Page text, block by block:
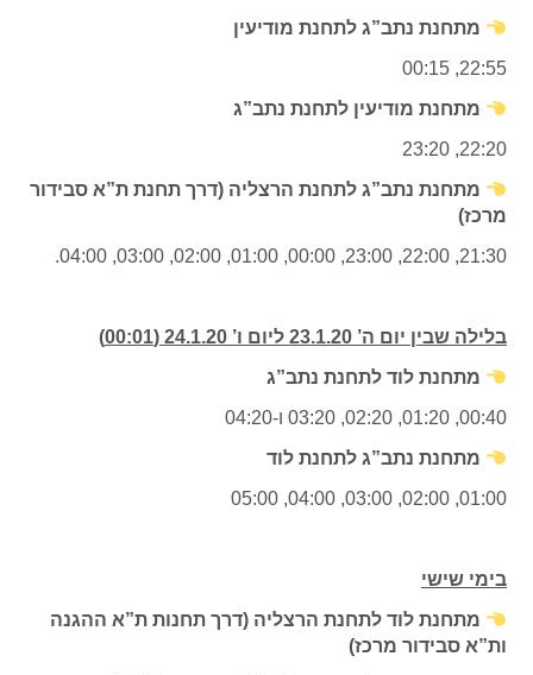
מתחנת נתב”ג לתחנת מודיעין
22:55, 00:15
מתחנת מודיעין לתחנת נתב”ג
22:20, 23:20
מתחנת נתב”ג לתחנת הרצליה (דרך תחנת ת”א סבידור
מרכז)
21:30, 22:00, 23:00, 00:00, 01:00, 02:00, 03:00, 04:00.
בלילה שבין יום ה’ 23.1.20 ליום ו’ 24.1.20 (00:01)
מתחנת לוד לתחנת נתב”ג
00:40, 01:20, 02:20, 03:20 ו-04:20
מתחנת נתב”ג לתחנת לוד
01:00, 02:00, 03:00, 04:00, 05:00
בימי שישי
מתחנת לוד לתחנת הרצליה (דרך תחנות ת”א ההגנה
ות”א סבידור מרכז)